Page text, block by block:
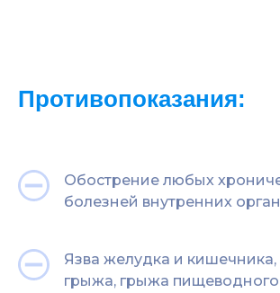
Противопоказания:
Обострение любых
болезней внутренних
Язва желудка и кишечника,
грыжа, грыжа пищеводного